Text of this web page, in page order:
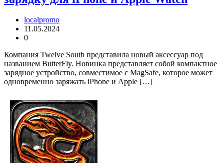
localpromo
11.05.2024
0
Компания Twelve South представила новый аксессуар под
названием ButterFly. Новинка представляет собой компактное
зарядное устройство, совместимое с MagSafe, которое может
одновременно заряжать iPhone и Apple […]